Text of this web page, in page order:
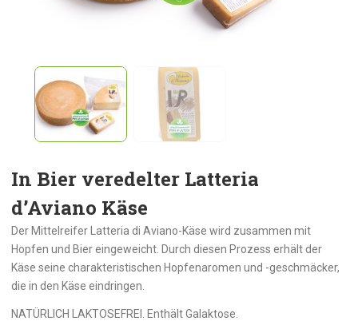
In Bier veredelter Latteria
d’Aviano Käse
Der Mittelreifer Latteria di Aviano-Käse wird zusammen mit
Hopfen und Bier eingeweicht. Durch diesen Prozess erhält der
Käse seine charakteristischen Hopfenaromen und -geschmäcker,
die in den Käse eindringen.
NATÜRLICH LAKTOSEFREI. Enthält Galaktose.